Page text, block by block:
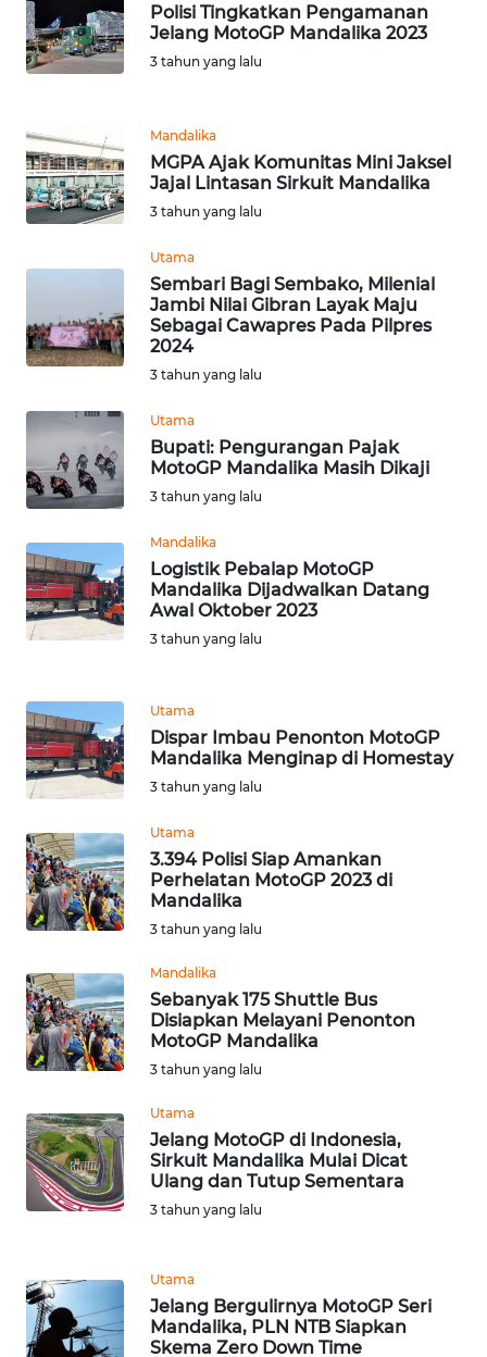
Polisi Tingkatkan Pengamanan
Jelang MotoGP Mandalika 2023
3 tahun yang lalu
Mandalika
MGPA Ajak Komunitas Mini Jaksel
Jajal Lintasan Sirkuit Mandalika
3 tahun yang lalu
Utama
Sembari Bagi Sembako, Milenial
Jambi Nilai Gibran Layak Maju
Sebagai Cawapres Pada Pilpres
2024
3 tahun yang lalu
Utama
Bupati: Pengurangan Pajak
MotoGP Mandalika Masih Dikaji
3 tahun yang lalu
Mandalika
Logistik Pebalap MotoGP
Mandalika Dijadwalkan Datang
Awal Oktober 2023
3 tahun yang lalu
Utama
Dispar Imbau Penonton MotoGP
Mandalika Menginap di Homestay
3 tahun yang lalu
Utama
3.394 Polisi Siap Amankan
Perhelatan MotoGP 2023 di
Mandalika
3 tahun yang lalu
Mandalika
Sebanyak 175 Shuttle Bus
Disiapkan Melayani Penonton
MotoGP Mandalika
3 tahun yang lalu
Utama
Jelang MotoGP di Indonesia,
Sirkuit Mandalika Mulai Dicat
Ulang dan Tutup Sementara
3 tahun yang lalu
Utama
Jelang Bergulirnya MotoGP Seri
Mandalika, PLN NTB Siapkan
Skema Zero Down Time
WN
SERAMBI
JAMBI
WN
SULTRA
WN
WN
SULBAR
BABEL
WN
SUMBAR
SUMSEL
WN
BENGKULU
WN
LAMPUNG
WN
WN
NUSANTARA
JOGJA
WN
JATIM
BALI
WN